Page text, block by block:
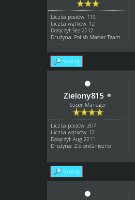
Liczba postów: 119
Liczba wątków: 12
Dołączył: Sep 2012
Drużyna: Polish Master Team
Szukaj
Zielony815
Super Manager
Liczba postów: 307
Liczba wątków: 12
Dołączył: Aug 2011
Drużyna: ZieloniGniezno
Szukaj